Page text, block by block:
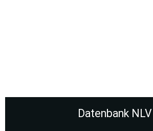
Datenbank NLV